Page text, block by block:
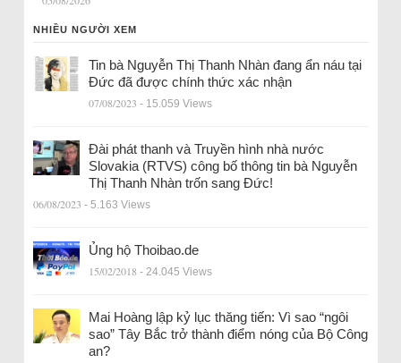
NHIỀU NGƯỜI XEM
Tin bà Nguyễn Thị Thanh Nhàn đang ẩn náu tại
Đức đã được chính thức xác nhận
07/08/2023 - 15.059 Views
Đài phát thanh và Truyền hình nhà nước
Slovakia (RTVS) công bố thông tin bà Nguyễn
Thị Thanh Nhàn trốn sang Đức!
06/08/2023 - 5.163 Views
Ủng hộ Thoibao.de
15/02/2018 - 24.045 Views
Mai Hoàng lập kỷ lục thăng tiến: Vì sao “ngôi
sao” Tây Bắc trở thành điểm nóng của Bộ Công
an?